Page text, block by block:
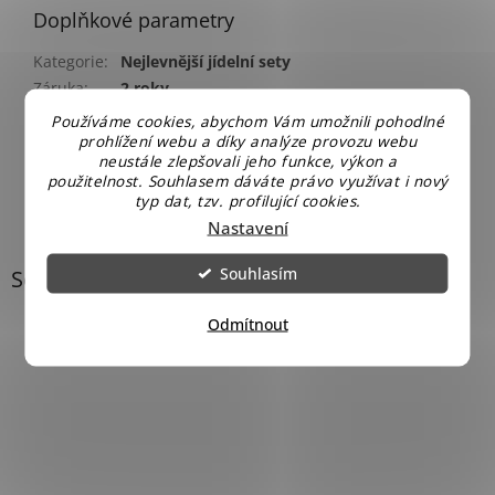
Používáme cookies, abychom Vám umožnili pohodlné
prohlížení webu a díky analýze provozu webu
neustále zlepšovali jeho funkce, výkon a
použitelnost. Souhlasem dáváte právo využívat i nový
typ dat, tzv. profilující cookies.
Nastavení
Odmítnout
Souhlasím
Související produkty
Doplňkové parametry
Kategorie:
Nejlevnější jídelní sety
Záruka:
2 roky
Hmotnost:
18.3 kg
2010000178737